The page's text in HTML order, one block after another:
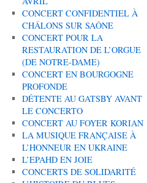
CONCERT CONFIDENTIEL À
CHÂLONS SUR SAÔNE
CONCERT POUR LA
RESTAURATION DE L’ORGUE
(DE NOTRE-DAME)
CONCERT EN BOURGOGNE
PROFONDE
DÉTENTE AU GATSBY AVANT
LE CONCERTO
CONCERT AU FOYER KORIAN
LA MUSIQUE FRANÇAISE À
L’HONNEUR EN UKRAINE
L’EPAHD EN JOIE
CONCERTS DE SOLIDARITÉ